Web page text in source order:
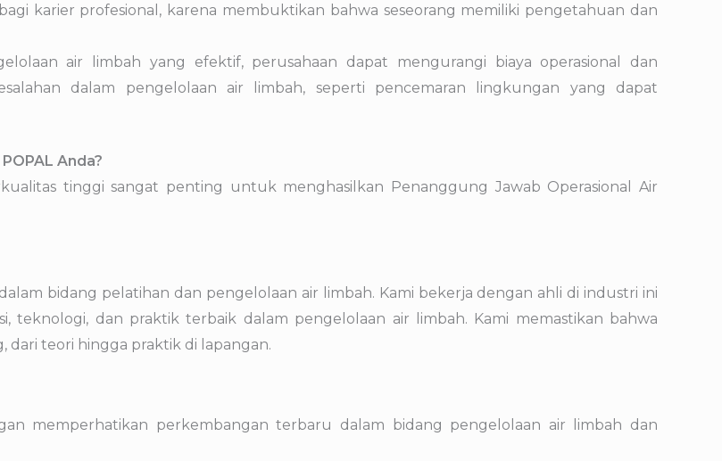
karier profesional, karena membuktikan bahwa seseorang memiliki pengetahuan dan
air limbah yang efektif, perusahaan dapat mengurangi biaya operasional dan
dalam pengelolaan air limbah, seperti pencemaran lingkungan yang dapat
Anda?
tinggi sangat penting untuk menghasilkan Penanggung Jawab Operasional Air
bidang pelatihan dan pengelolaan air limbah. Kami bekerja dengan ahli di industri ini
teknologi, dan praktik terbaik dalam pengelolaan air limbah. Kami memastikan bahwa
dari teori hingga praktik di lapangan.
memperhatikan perkembangan terbaru dalam bidang pengelolaan air limbah dan